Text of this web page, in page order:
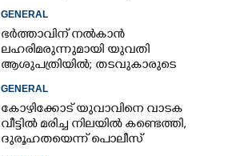
GENERAL
ഭർത്താവിന് നൽകാൻ
ലഹരിമരുന്നുമായി യുവതി
ആശുപത്രിയിൽ; തടവുകാരുടെ
GENERAL
കോഴിക്കോട് യുവാവിനെ വാടക
വീട്ടിൽ മരിച്ച നിലയിൽ കണ്ടെത്തി,
ദുരൂഹതയെന്ന് പൊലീസ്